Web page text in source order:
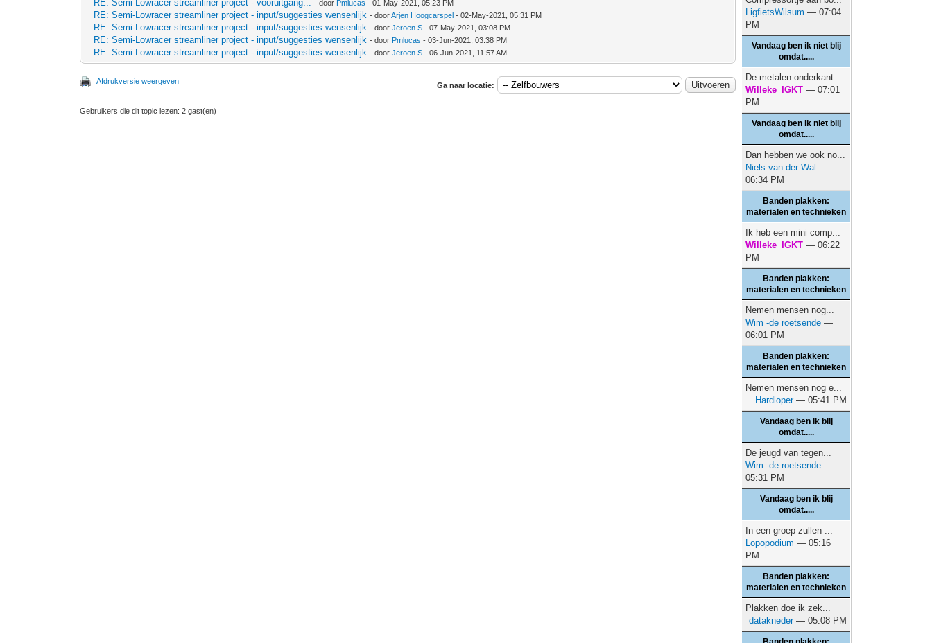
RE: Semi-Lowracer streamliner project - vooruitgang... - door Pmlucas - 01-May-2021, 05:23 PM
RE: Semi-Lowracer streamliner project - input/suggesties wensenlijk - doorArjen Hoogcarspel - 02-May-2021, 05:31 PM
RE: Semi-Lowracer streamliner project - input/suggesties wensenlijk - doorJeroen S - 07-May-2021, 03:08 PM
RE: Semi-Lowracer streamliner project - input/suggesties wensenlijk - door Pmlucas - 03-Jun-2021, 03:38 PM
RE: Semi-Lowracer streamliner project - input/suggesties wensenlijk - doorJeroen S - 06-Jun-2021, 11:57 AM
Afdrukversie weergeven Ga naar locatie:
Gebruikers die dit topic lezen: 2 gast(en)
LigfietsWilsum — 07:04
PM
Vandaag ben ik niet blij
omdat.....
De metalen onderkant...
Willeke_IGKT — 07:01
PM
Vandaag ben ik niet blij
omdat.....
Dan hebben we ook no...
Niels van der Wal —
06:34 PM
Banden plakken:
materialen en technieken
Ik heb een mini comp...
Willeke_IGKT — 06:22
PM
Banden plakken:
materialen en technieken
Nemen mensen nog...
Wim -de roetsende —
06:01 PM
Banden plakken:
materialen en technieken
Nemen mensen nog e...
Hardloper— 05:41 PM
Vandaag ben ik blij
omdat.....
De jeugd van tegen...
Wim -de roetsende —
05:31 PM
Vandaag ben ik blij
omdat.....
In een groep zullen ...
Lopopodium — 05:16
PM
Banden plakken:
materialen en technieken
Plakken doe ik zek...
datakneder— 05:08 PM